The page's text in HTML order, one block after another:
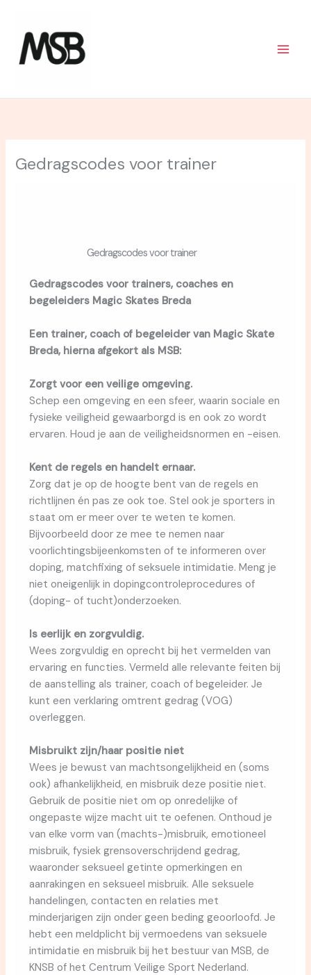
content
Gedragscodes voor trainer
Gedragscodes voor trainer
Gedragscodes voor trainers, coaches en
begeleiders Magic Skates Breda
Een trainer, coach of begeleider van Magic Skate
Breda, hierna afgekort als MSB:
Zorgt voor een veilige omgeving.
Schep een omgeving en een sfeer, waarin sociale en
fysieke veiligheid gewaarborgd is en ook zo wordt
ervaren. Houd je aan de veiligheidsnormen en -eisen.
Kent de regels en handelt ernaar.
Zorg dat je op de hoogte bent van de regels en
richtlijnen én pas ze ook toe. Stel ook je sporters in
staat om er meer over te weten te komen.
Bijvoorbeeld door ze mee te nemen naar
voorlichtingsbijeenkomsten of te informeren over
doping, matchfixing of seksuele intimidatie. Meng je
niet oneigenlijk in dopingcontroleprocedures of
(doping- of tucht)onderzoeken.
Is eerlijk en zorgvuldig.
Wees zorgvuldig en oprecht bij het vermelden van
ervaring en functies. Vermeld alle relevante feiten bij
de aanstelling als trainer, coach of begeleider. Je
kunt een verklaring omtrent gedrag (VOG)
overleggen.
Misbruikt zijn/haar positie niet
Wees je bewust van machtsongelijkheid en (soms
ook) afhankelijkheid, en misbruik deze positie niet.
Gebruik de positie niet om op onredelijke of
ongepaste wijze macht uit te oefenen. Onthoud je
van elke vorm van (machts-)misbruik, emotioneel
misbruik, fysiek grensoverschrijdend gedrag,
waaronder seksueel getinte opmerkingen en
aanrakingen en seksueel misbruik. Alle seksuele
handelingen, contacten en relaties met
minderjarigen zijn onder geen beding geoorloofd. Je
hebt een meldplicht bij vermoedens van seksuele
intimidatie en misbruik bij het bestuur van MSB, de
KNSB of het Centrum Veilige Sport Nederland.